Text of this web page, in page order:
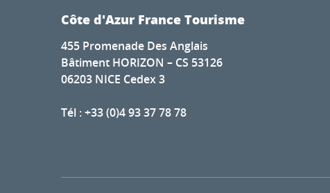
Côte d'Azur France Tourisme
455 Promenade Des Anglais
Bâtiment HORIZON – CS 53126
06203 NICE Cedex 3
Tél : +33 (0)4 93 37 78 78